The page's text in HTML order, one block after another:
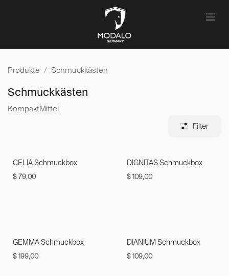
Produkte Schmuckkästen
Schmuckkästen
KompaktMittel
Filter
CELIA Schmuckbox
$79,00
DIGNITAS Schmuckbox
$109,00
GEMMA Schmuckbox
$199,00
DIANIUM Schmuckbox
$109,00